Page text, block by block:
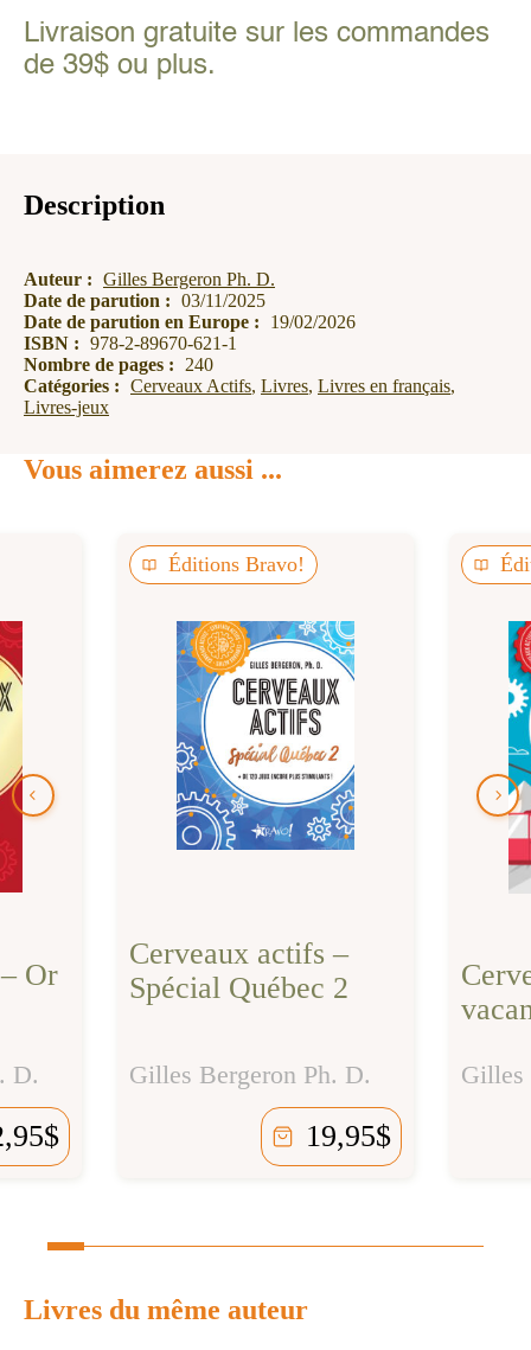
Célébrations
Livraison gratuite sur les commandes
de 39$ ou plus.
Description
Auteur : Gilles Bergeron Ph. D.
Date de parution : 03/11/2025
Date de parution en Europe :
19/02/2026
ISBN : 978-2-89670-621-1
Nombre de pages :
240
Catégories : Cerveaux Actifs, Livres, Livres en français,
Livres-jeux
Vous aimerez aussi ...
Éditions Bravo!
Cerveaux actifs –
Spécial Québec 2
Gilles Bergeron Ph. D.
19,95$
Gilles
Or
D.
$
Livres du même auteur